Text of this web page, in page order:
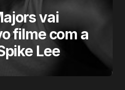
vai
filme com a
Lee